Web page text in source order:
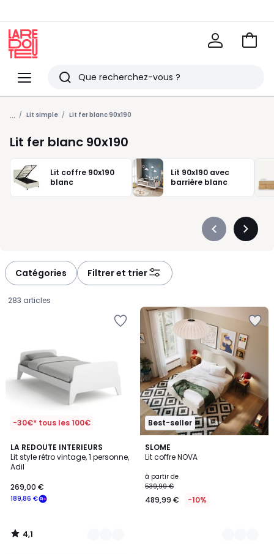
Menu
Redoute
Rechercher
Derniers
articles
vus
Voir
... Lit simple Lit fer blanc 90x190
Lit fer blanc 90x190
Lit coffre 90x190
blanc
Lit 90x190 avec
barrière blanc
Précédent
Catégories Filtrer et trier
283 articles
-30€* tous les 100€
LA REDOUTE INTERIEURS
Lit style rétro vintage, 1 personne,
Adil
€
souscrivez
notre
programme
189,86 €
269,00 €
4,1
/ 5
4
Couleurs
4,1
/
Best-seller
SLOME
Lit coffre NOVA
à partir de
539,99 €
489,99 € -10%
3
Couleurs